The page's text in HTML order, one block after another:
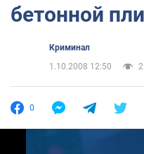
бетонной
Криминал
1.10.2008 12:50
0